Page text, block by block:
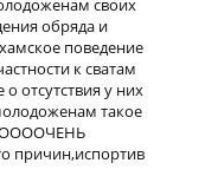
своих
обряда и
поведение
к сватам
отсутствия у них
такое
ООООЧЕНЬ
причин,испортив